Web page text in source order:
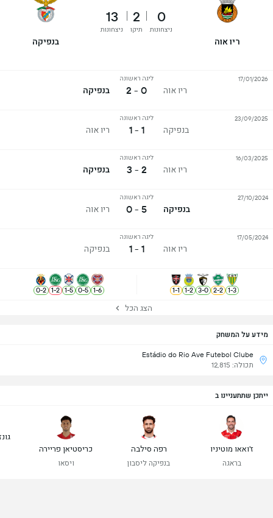
מידע על המשחק
Estádio do Rio Ave Futebol Clube
תכולה: 12,815
ריו אוה
0
ניצחונות
2
תיקו
13
ניצחונות
בנפיקה
ריו אוה
ליגה ראשונה
0 - 2 בנפיקה
17/01/2026
בנפיקה
ליגה ראשונה
1 - 1 ריו אוה
23/09/2025
ריו אוה
ליגה ראשונה
2 - 3 בנפיקה
16/03/2025
בנפיקה
ליגה ראשונה
5 - 0 ריו אוה
27/10/2024
ריו אוה
ליגה ראשונה
1 - 1 בנפיקה
17/05/2024
3
-
1
2
-
2
0
-
3
2
-
1
1
-
1
6
-
1
5
-
0
5
-
1
2
-
1
2
-
0
הצג הכל
ייתכן שתתעניינו ב
ז'ואאו מוטיניו
בראגה
רפה סילבה
בנפיקה ליסבון
כריסטיאן פריירה
ויסאו